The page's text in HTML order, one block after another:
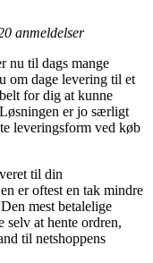
anmeldelser
nu til dags mange
om dage levering til et
for dig at kunne
er jo særligt
leveringsform ved køb
til din
er oftest en tak mindre
mest betalelige
at hente ordren,
til netshoppens